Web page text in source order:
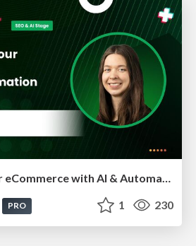
How to Grow Your eCommerce with AI & Automation
PRO 1 230